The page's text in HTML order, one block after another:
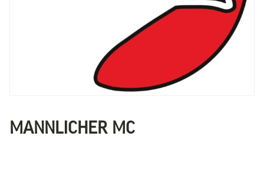
MANNLICHER MC